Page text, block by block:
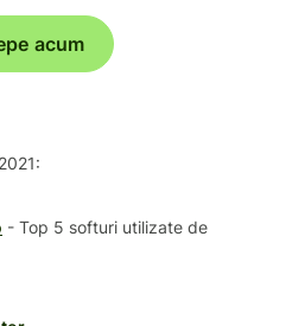
acum
- Top 5 softuri utilizate de